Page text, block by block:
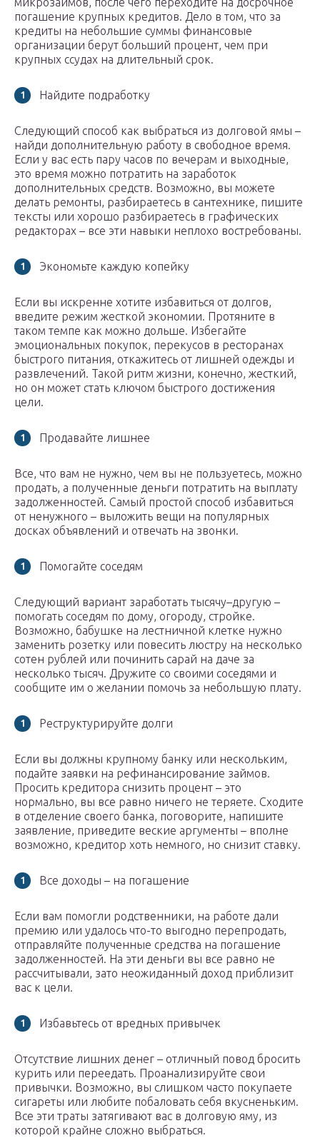
погашение крупных кредитов. Дело в том, что за
кредиты на небольшие суммы финансовые
организации берут больший процент, чем при
крупных ссудах на длительный срок.
Найдите подработку
Следующий способ как выбраться из долговой ямы –
найди дополнительную работу в свободное время.
Если у вас есть пару часов по вечерам и выходные,
это время можно потратить на заработок
дополнительных средств. Возможно, вы можете
делать ремонты, разбираетесь в сантехнике, пишите
тексты или хорошо разбираетесь в графических
редакторах – все эти навыки неплохо востребованы.
Экономьте каждую копейку
Если вы искренне хотите избавиться от долгов,
введите режим жесткой экономии. Протяните в
таком темпе как можно дольше. Избегайте
эмоциональных покупок, перекусов в ресторанах
быстрого питания, откажитесь от лишней одежды и
развлечений. Такой ритм жизни, конечно, жесткий,
но он может стать ключом быстрого достижения
цели.
Продавайте лишнее
Все, что вам не нужно, чем вы не пользуетесь, можно
продать, а полученные деньги потратить на выплату
задолженностей. Самый простой способ избавиться
от ненужного – выложить вещи на популярных
досках объявлений и отвечать на звонки.
Помогайте соседям
Следующий вариант заработать тысячу–другую –
помогать соседям по дому, огороду, стройке.
Возможно, бабушке на лестничной клетке нужно
заменить розетку или повесить люстру на несколько
сотен рублей или починить сарай на даче за
несколько тысяч. Дружите со своими соседями и
сообщите им о желании помочь за небольшую плату.
Реструктурируйте долги
Если вы должны крупному банку или нескольким,
подайте заявки на рефинансирование займов.
Просить кредитора снизить процент – это
нормально, вы все равно ничего не теряете. Сходите
в отделение своего банка, поговорите, напишите
заявление, приведите веские аргументы – вполне
возможно, кредитор хоть немного, но снизит ставку.
Все доходы – на погашение
Если вам помогли родственники, на работе дали
премию или удалось что-то выгодно перепродать,
отправляйте полученные средства на погашение
задолженностей. На эти деньги вы все равно не
рассчитывали, зато неожиданный доход приблизит
вас к цели.
Избавьтесь от вредных привычек
Отсутствие лишних денег – отличный повод бросить
курить или переедать. Проанализируйте свои
привычки. Возможно, вы слишком часто покупаете
сигареты или любите побаловать себя вкусненьким.
Все эти траты затягивают вас в долговую яму, из
которой крайне сложно выбраться.